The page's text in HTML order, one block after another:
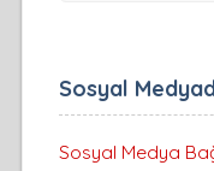
Sosyal
Sosyal Medya